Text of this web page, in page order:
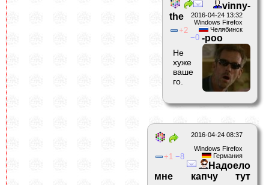
2016-04-24 13:32
Windows Firefox
Челябинск
2
0
vinny-
the
-poo
Не
хуже
ваше
го.
2016-04-24 08:37
Windows Firefox
Германия
1 8
Надоело
мне капчу тут